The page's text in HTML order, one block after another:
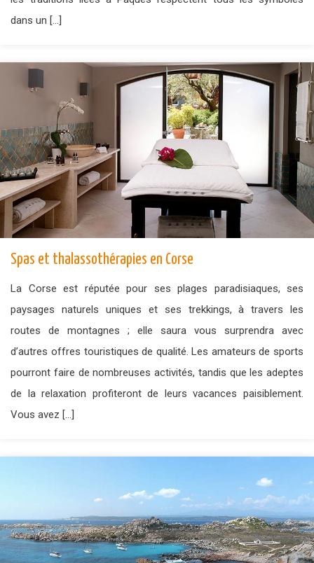
dans un […]
Spas et thalassothérapies en Corse
La Corse est réputée pour ses plages paradisiaques, ses
paysages naturels uniques et ses trekkings, à travers les
routes de montagnes ; elle saura vous surprendra avec
d’autres offres touristiques de qualité. Les amateurs de sports
pourront faire de nombreuses activités, tandis que les adeptes
de la relaxation profiteront de leurs vacances paisiblement.
Vous avez […]